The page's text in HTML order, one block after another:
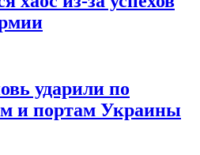
ударили по
и портам Украины